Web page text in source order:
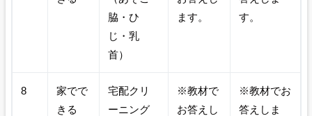
脇・ひ
じ・乳
首）
ます。
す。
8
家でで
きる
宅配クリ
ーニング
※教材で
お答えし
※教材でお
答えしま